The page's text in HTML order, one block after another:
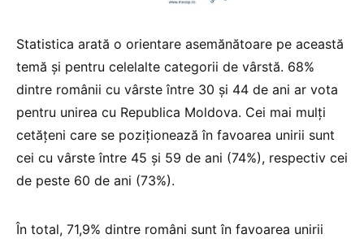
Statistica arată o orientare asemănătoare pe această
temă și pentru celelalte categorii de vârstă. 68%
dintre românii cu vârste între 30 și 44 de ani ar vota
pentru unirea cu Republica Moldova. Cei mai mulți
cetățeni care se poziționează în favoarea unirii sunt
cei cu vârste între 45 și 59 de ani (74%), respectiv cei
de peste 60 de ani (73%).
În total, 71,9% dintre români sunt în favoarea unirii